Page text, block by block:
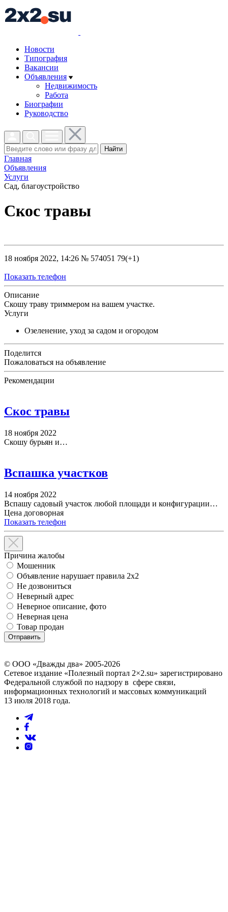
Новости
Типография
Вакансии
Объявления
Недвижимость
Работа
Биографии
Руководство
Найти
Главная
Объявления
Услуги
Сад, благоустройство
Скос травы
18 ноября 2022, 14:26 № 574051 79(+1)
Показать телефон
Описание
Скошу траву триммером на вашем участке.
Услуги
Озеленение, уход за садом и огородом
Поделится
Пожаловаться на объявление
Рекомендации
Скос травы
18 ноября 2022
Скошу бурьян и…
Вспашка участков
14 ноября 2022
Вспашу садовый участок любой площади и конфигурации…
Цена договорная
Показать телефон
Причина жалобы
Мошенник
Объявление нарушает правила 2x2
Не дозвониться
Неверный адрес
Неверное описание, фото
Неверная цена
Товар продан
© ООО «Дважды два» 2005-2026
Сетевое издание «Полезный портал 2×2.su» зарегистрировано
Федеральной службой по надзору в сфере связи,
информационных технологий и массовых коммуникаций
13 июля 2018 года.